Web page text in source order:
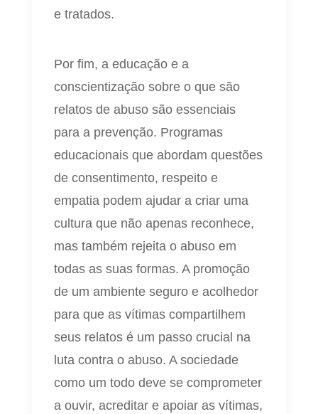
e tratados.
Por fim, a educação e a
conscientização sobre o que são
relatos de abuso são essenciais
para a prevenção. Programas
educacionais que abordam questões
de consentimento, respeito e
empatia podem ajudar a criar uma
cultura que não apenas reconhece,
mas também rejeita o abuso em
todas as suas formas. A promoção
de um ambiente seguro e acolhedor
para que as vítimas compartilhem
seus relatos é um passo crucial na
luta contra o abuso. A sociedade
como um todo deve se comprometer
a ouvir, acreditar e apoiar as vítimas,